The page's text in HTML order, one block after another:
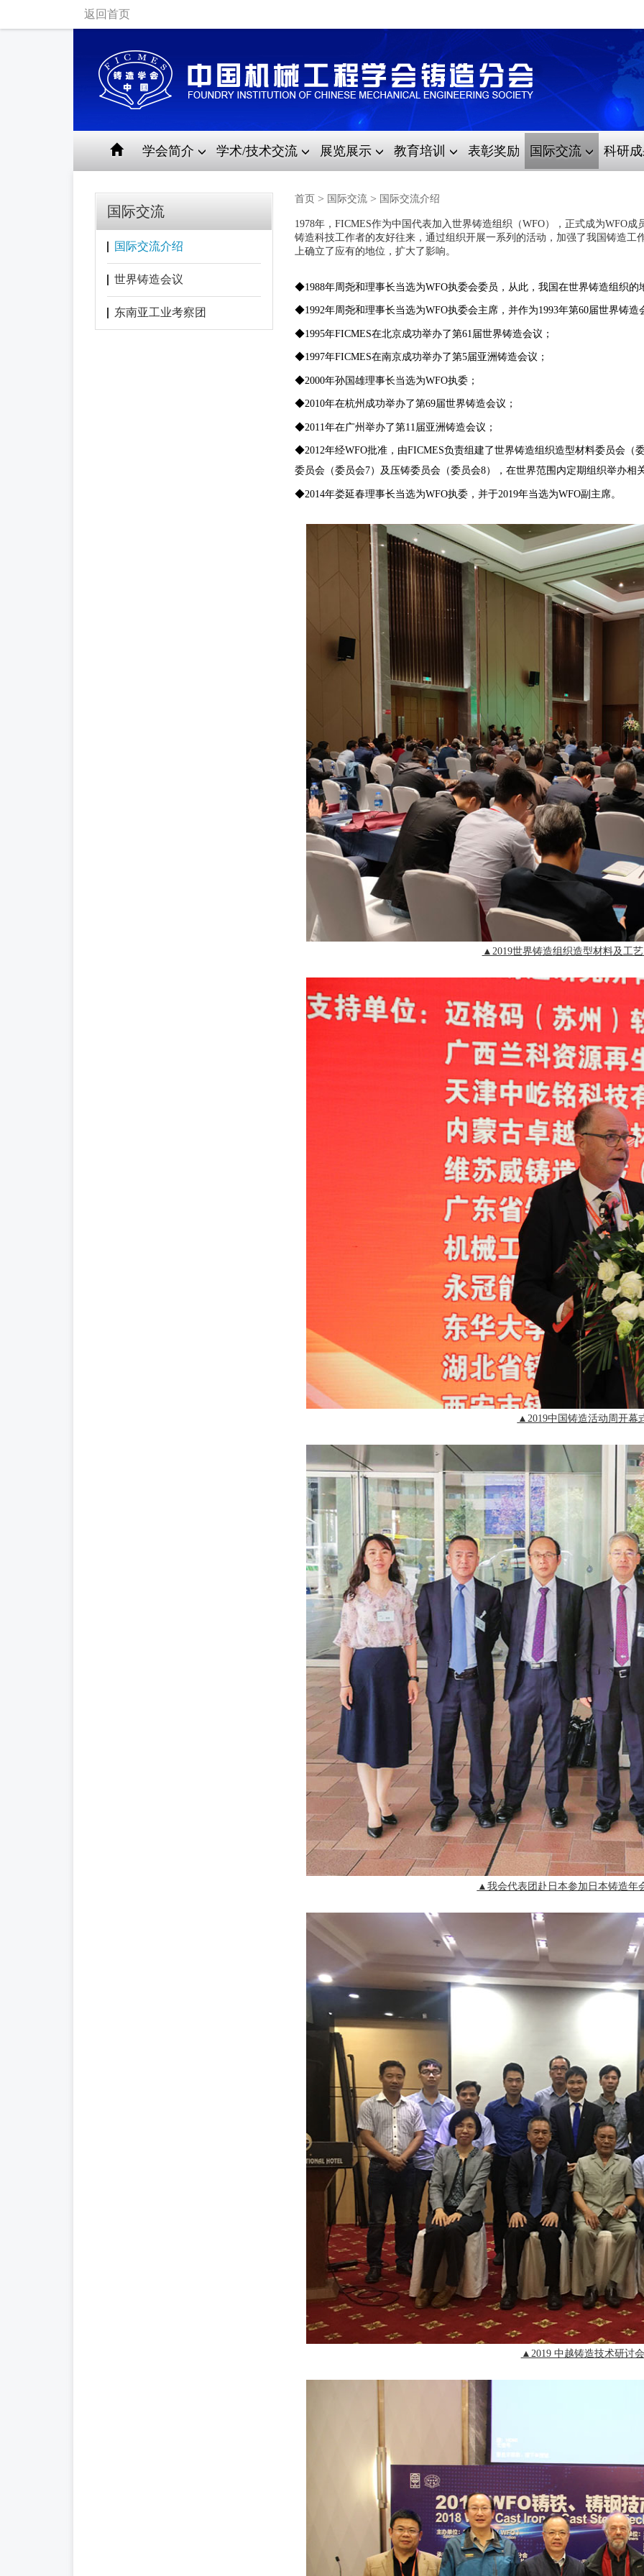
返回首页
学会简介 学术/技术交流 展览展示 教育培训 表彰奖励 国际交流 科研
国际交流
国际交流介绍
世界铸造会议
东南亚工业考察团
首页> 国际交流> 国际交流介绍
1978年，FICMES作为中国代表加入世界铸造组织（WFO），正式成为WFO
铸造科技工作者的友好往来，通过组织开展一系列的活动，加强了我国铸造工
上确立了应有的地位，扩大了影响。
◆1988年周尧和理事长当选为WFO执委会委员，从此，我国在世界铸造组织的
◆1992年周尧和理事长当选为WFO执委会主席，并作为1993年第60届世界铸造
◆1995年FICMES在北京成功举办了第61届世界铸造会议；
◆1997年FICMES在南京成功举办了第5届亚洲铸造会议；
◆2000年孙国雄理事长当选为WFO执委；
◆2010年在杭州成功举办了第69届世界铸造会议；
◆2011年在广州举办了第11届亚洲铸造会议；
◆2012年经WFO批准，由FICMES负责组建了世界铸造组织造型材料委员会（
委员会（委员会7）及压铸委员会（委员会8），在世界范围内定期组织举办相
◆2014年娄延春理事长当选为WFO执委，并于2019年当选为WFO副主席。
▲ 2019世界铸造组织造型材料及工
▲ 2019中国铸造活动周开幕
▲ 我会代表团赴日本参加日本铸造年
▲ 2019 中越铸造技术研讨会